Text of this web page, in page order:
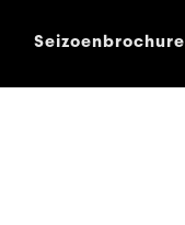
Seizoenbrochure